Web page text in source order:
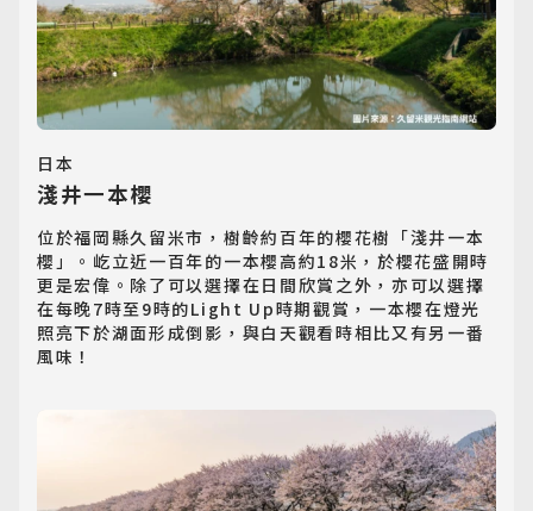
日本
淺井一本櫻
位於福岡縣久留米市，樹齡約百年的櫻花樹「淺井一本
櫻」。屹立近一百年的一本櫻高約18米，於櫻花盛開時
更是宏偉。除了可以選擇在日間欣賞之外，亦可以選擇
在每晚7時至9時的Light Up時期觀賞，一本櫻在燈光
照亮下於湖面形成倒影，與白天觀看時相比又有另一番
風味！